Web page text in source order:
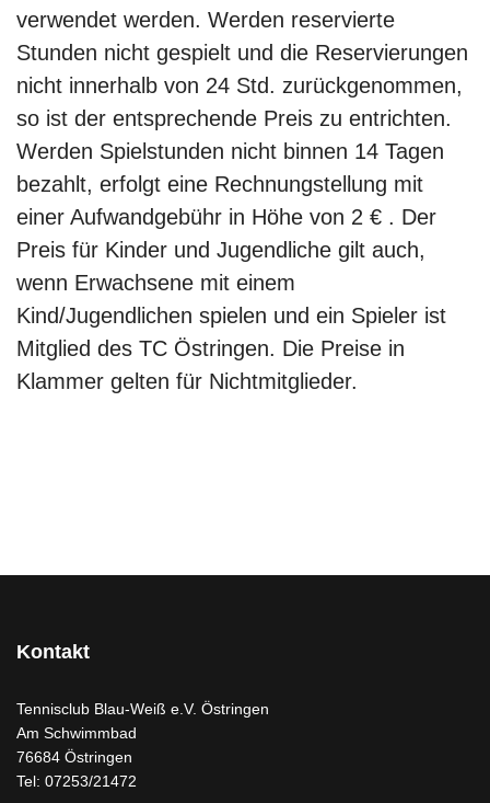
verwendet werden. Werden reservierte
Stunden nicht gespielt und die Reservierungen
nicht innerhalb von 24 Std. zurückgenommen,
so ist der entsprechende Preis zu entrichten.
Werden Spielstunden nicht binnen 14 Tagen
bezahlt, erfolgt eine Rechnungstellung mit
einer Aufwandgebühr in Höhe von 2 € . Der
Preis für Kinder und Jugendliche gilt auch,
wenn Erwachsene mit einem
Kind/Jugendlichen spielen und ein Spieler ist
Mitglied des TC Östringen. Die Preise in
Klammer gelten für Nichtmitglieder.
Kontakt
Tennisclub Blau-Weiß e.V. Östringen
Am Schwimmbad
76684 Östringen
Tel: 07253/21472